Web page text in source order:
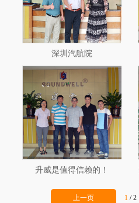
深圳汽航院
升威是值得信赖的！
上一页 1 /2